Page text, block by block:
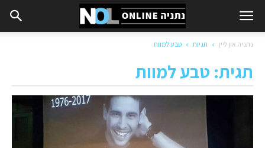
נתניה און ליין תגיות טבע למוות
תגית: טבע למוות